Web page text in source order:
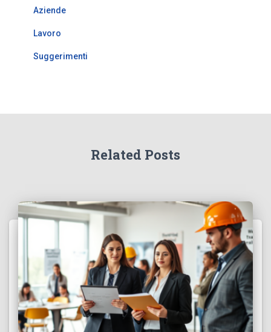
Aziende
Lavoro
Suggerimenti
Related Posts